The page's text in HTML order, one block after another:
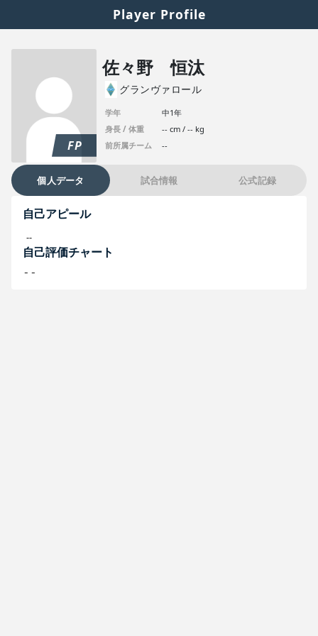
Player Profile
FP
佐々野 恒汰
グランヴァロール
学年
中1年
身長 / 体重
-- cm / -- kg
前所属チーム
--
個人データ 試合情報 公式記録
自己アピール
--
自己評価チャート
--